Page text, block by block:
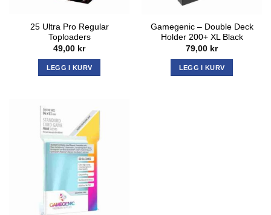
25 Ultra Pro Regular
Toploaders
49,00 kr
LEGG I KURV
Gamegenic – Double Deck
Holder 200+ XL Black
79,00 kr
LEGG I KURV